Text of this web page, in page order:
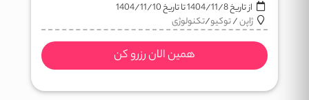
از تاریخ1404/11/8تا تاریخ1404/11/10
ژاپن/توکیو/تکنولوژی
همین الان رزرو کن